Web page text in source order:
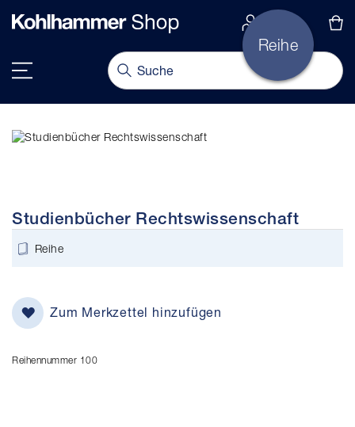
springen
Studienbücher Rechtswissenschaft
Reihe
Zum Merkzettel hinzufügen
Reihennummer 100